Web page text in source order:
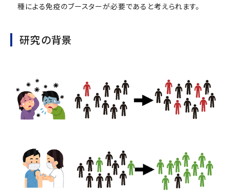
種による免疫のブースターが必要であると考えられます。
研究の背景